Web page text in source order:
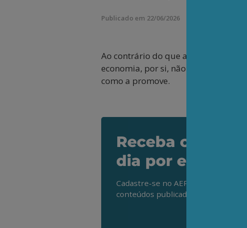
Publicado em 22/06/2026
Ao contrário do que afirma Paulo
economia, por si, não altera a
como a promove.
Receba os
dia por e-mail
Cadastre-se no AEPET Direto para
conteúdos publicados em nosso site.